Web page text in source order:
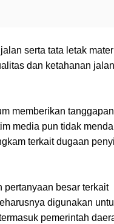
serta tata letak
dan ketahanan
memberikan
media pun tidak
terkait dugaan
pertanyaan besar terkait
digunakan
pemerintah